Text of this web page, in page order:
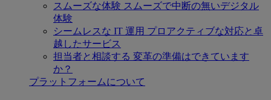
スムーズな体験 スムーズで中断の無いデジタル
体験
シームレスな IT 運用 プロアクティブな対応と卓
越したサービス
担当者と相談する 変革の準備はできています
か？
プラットフォームについて